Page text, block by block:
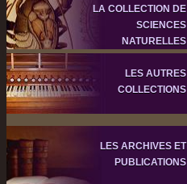
LA COLLECTION DE
SCIENCES
NATURELLES
LES AUTRES
COLLECTIONS
LES ARCHIVES ET
PUBLICATIONS